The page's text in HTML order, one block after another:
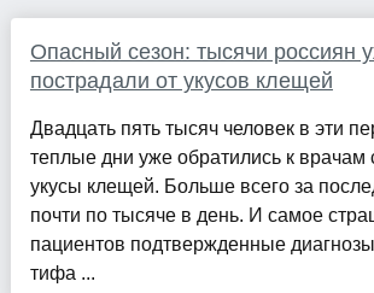
Опасный сезон: тысячи россиян
пострадали от укусов клещей
Двадцать пять тысяч человек в эти
теплые дни уже обратились к
укусы клещей. Больше всего за
почти по тысяче в день. И самое
пациентов подтвержденные
тифа ...